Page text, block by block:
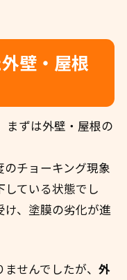
壁・屋根
まずは外壁・屋根の
チョーキング現象
ている状態でし
、塗膜の劣化が進
せんでしたが、 外